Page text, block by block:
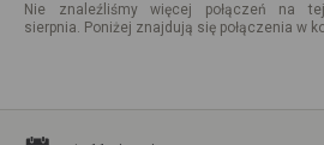
Nie znaleźliśmy więcej połączeń na
sierpnia. Poniżej znajdują się połączenia w